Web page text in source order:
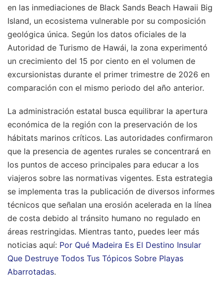
en las inmediaciones de Black Sands Beach Hawaii Big
Island, un ecosistema vulnerable por su composición
geológica única. Según los datos oficiales de la
Autoridad de Turismo de Hawái, la zona experimentó
un crecimiento del 15 por ciento en el volumen de
excursionistas durante el primer trimestre de 2026 en
comparación con el mismo periodo del año anterior.
La administración estatal busca equilibrar la apertura
económica de la región con la preservación de los
hábitats marinos críticos. Las autoridades confirmaron
que la presencia de agentes rurales se concentrará en
los puntos de acceso principales para educar a los
viajeros sobre las normativas vigentes. Esta estrategia
se implementa tras la publicación de diversos informes
técnicos que señalan una erosión acelerada en la línea
de costa debido al tránsito humano no regulado en
áreas restringidas. Mientras tanto, puedes leer más
noticias aquí: Por Qué Madeira Es El Destino Insular
Que Destruye Todos Tus Tópicos Sobre Playas
Abarrotadas.